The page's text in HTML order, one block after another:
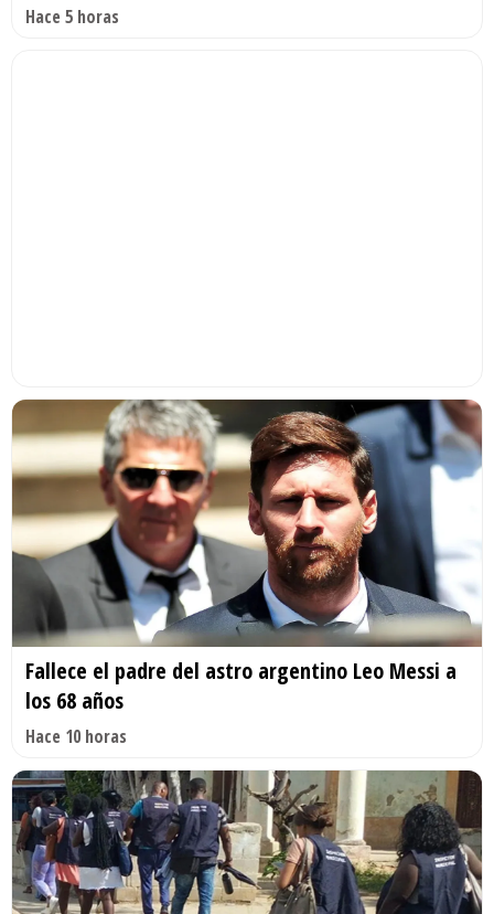
Hace 5 horas
Fallece el padre del astro argentino Leo Messi a
los 68 años
Hace 10 horas